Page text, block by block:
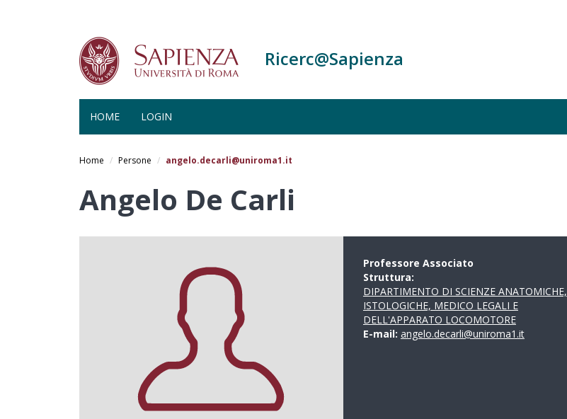
Ricerc@Sapienza
HOME LOGIN
Home Persone angelo.decarli@uniroma1.it
Angelo De Carli
Professore Associato
Struttura:
DIPARTIMENTO DI SCIENZE ANATOMICHE,
ISTOLOGICHE, MEDICO LEGALI E
DELL'APPARATO LOCOMOTORE
E-mail: angelo.decarli@uniroma1.it